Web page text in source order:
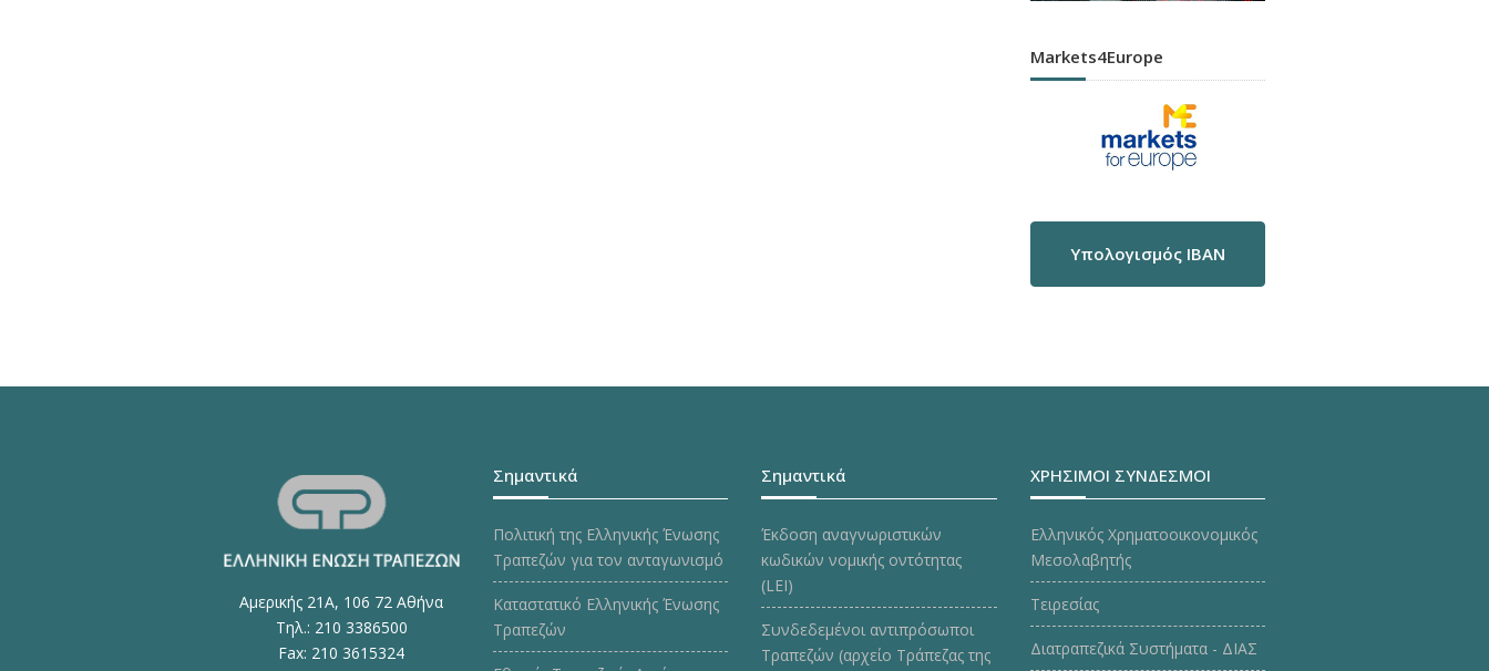
Markets4Europe
Υπολογισμός IBAN
Αμερικής 21Α, 106 72 Αθήνα
Τηλ.: 210 3386500
Fax: 210 3615324
Σημαντικά
Πολιτική της Ελληνικής Ένωσης
Τραπεζών για τον ανταγωνισμό
Καταστατικό Ελληνικής Ένωσης
Τραπεζών
Σημαντικά
Έκδοση αναγνωριστικών
κωδικών νομικής οντότητας
(LEI)
Συνδεδεμένοι αντιπρόσωποι
Τραπεζών (αρχείο Τράπεζας της
ΧΡΗΣΙΜΟΙ ΣΥΝΔΕΣΜΟΙ
Ελληνικός Χρηματοοικονομικός
Μεσολαβητής
Τειρεσίας
Διατραπεζικά Συστήματα - ΔΙΑΣ